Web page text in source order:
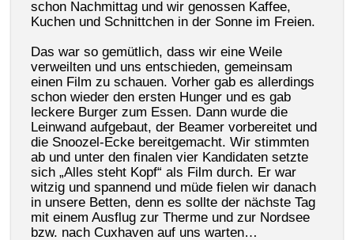
schon Nachmittag und wir genossen Kaffee,
Kuchen und Schnittchen in der Sonne im Freien.
Das war so gemütlich, dass wir eine Weile
verweilten und uns entschieden, gemeinsam
einen Film zu schauen. Vorher gab es allerdings
schon wieder den ersten Hunger und es gab
leckere Burger zum Essen. Dann wurde die
Leinwand aufgebaut, der Beamer vorbereitet und
die Snoozel-Ecke bereitgemacht. Wir stimmten
ab und unter den finalen vier Kandidaten setzte
sich „Alles steht Kopf“ als Film durch. Er war
witzig und spannend und müde fielen wir danach
in unsere Betten, denn es sollte der nächste Tag
mit einem Ausflug zur Therme und zur Nordsee
bzw. nach Cuxhaven auf uns warten…